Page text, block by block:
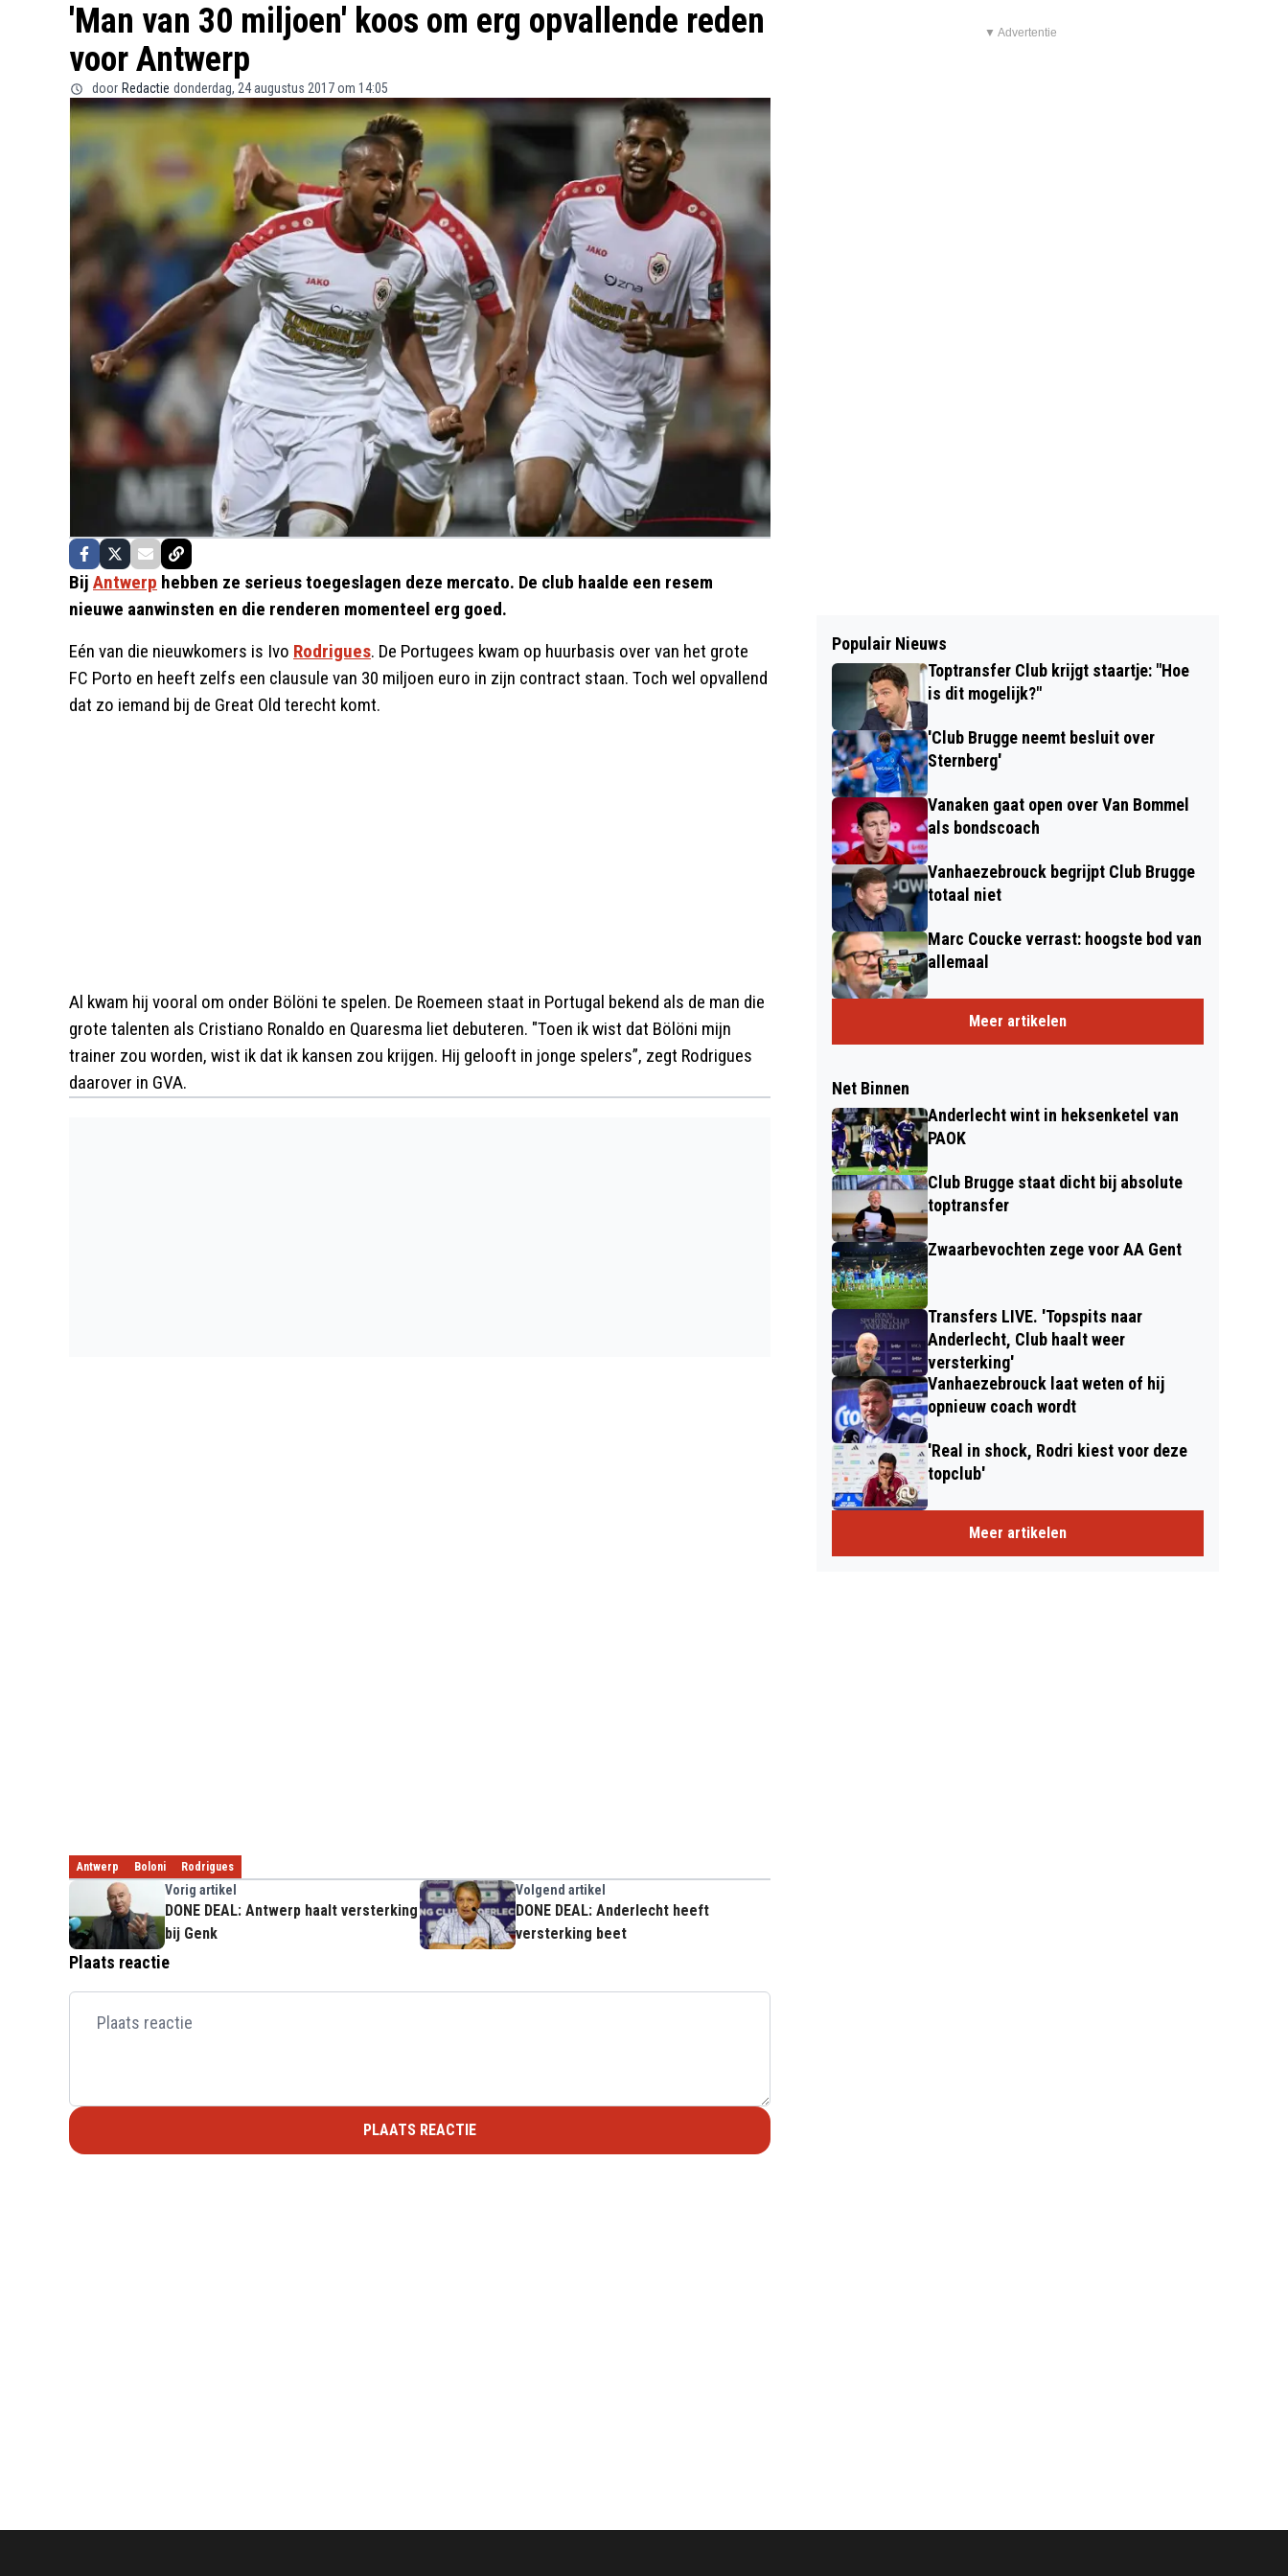
'Man van 30 miljoen' koos om erg opvallende reden
voor Antwerp
door Redactie donderdag, 24 augustus 2017 om 14:05
Bij Antwerp hebben ze serieus toegeslagen deze mercato. De club haalde een resem
nieuwe aanwinsten en die renderen momenteel erg goed.
Eén van die nieuwkomers is Ivo Rodrigues. De Portugees kwam op huurbasis over van het grote
FC Porto en heeft zelfs een clausule van 30 miljoen euro in zijn contract staan. Toch wel opvallend
dat zo iemand bij de Great Old terecht komt.
Al kwam hij vooral om onder Bölöni te spelen. De Roemeen staat in Portugal bekend als de man die
grote talenten als Cristiano Ronaldo en Quaresma liet debuteren. "Toen ik wist dat Bölöni mijn
trainer zou worden, wist ik dat ik kansen zou krijgen. Hij gelooft in jonge spelers”, zegt Rodrigues
daarover in GVA.
Antwerp Boloni Rodrigues
Vorig artikel
DONE DEAL: Antwerp haalt versterking
bij Genk
Volgend artikel
DONE DEAL: Anderlecht heeft
versterking beet
Plaats reactie
PLAATS REACTIE
▼ Advertentie
Populair Nieuws
Toptransfer Club krijgt staartje: "Hoe
is dit mogelijk?"
'Club Brugge neemt besluit over
Sternberg'
Vanaken gaat open over Van Bommel
als bondscoach
Vanhaezebrouck begrijpt Club Brugge
totaal niet
Marc Coucke verrast: hoogste bod van
allemaal
Meer artikelen
Net Binnen
Anderlecht wint in heksenketel van
PAOK
Club Brugge staat dicht bij absolute
toptransfer
Zwaarbevochten zege voor AA Gent
Transfers LIVE. 'Topspits naar
Anderlecht, Club haalt weer
versterking'
Vanhaezebrouck laat weten of hij
opnieuw coach wordt
'Real in shock, Rodri kiest voor deze
topclub'
Meer artikelen